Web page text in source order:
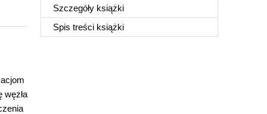
Szczegóły książki
Spis treści książki